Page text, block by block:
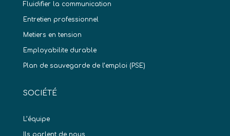
Fluidifier la communication
Entretien professionnel
Metiers en tension
Employabilite durable
Plan de sauvegarde de l’emploi (PSE)
SOCIÉTÉ
L’équipe
Ils parlent de nous